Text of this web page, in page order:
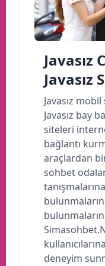
Javasız
Javasız
Javasız
Javasız bay
siteleri
bağlantı
araçlardan
sohbet
deneyim